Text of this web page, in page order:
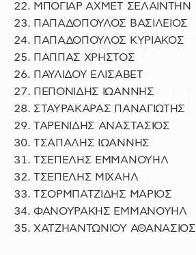
ΜΠΟΓΙΑΡ ΑΧΜΕΤ ΣΕΛΑΙΝΤΗΝ
ΠΑΠΑΔΟΠΟΥΛΟΣ ΒΑΣΙΛΕΙΟΣ
ΠΑΠΑΔΟΠΟΥΛΟΣ ΚΥΡΙΑΚΟΣ
ΠΑΠΠΑΣ ΧΡΗΣΤΟΣ
ΠΑΥΛΙΔΟΥ ΕΛΙΣΑΒΕΤ
ΠΕΠΟΝΙΔΗΣ ΙΩΑΝΝΗΣ
ΣΤΑΥΡΑΚΑΡΑΣ ΠΑΝΑΓΙΩΤΗΣ
ΤΑΡΕΝΙΔΗΣ ΑΝΑΣΤΑΣΙΟΣ
ΤΣΑΠΑΛΗΣ ΙΩΑΝΝΗΣ
ΤΣΕΠΕΛΗΣ ΕΜΜΑΝΟΥΗΛ
ΤΣΕΠΕΛΗΣ ΜΙΧΑΗΛ
ΤΣΟΡΜΠΑΤΖΙΔΗΣ ΜΑΡΙΟΣ
ΦΑΝΟΥΡΑΚΗΣ ΕΜΜΑΝΟΥΗΛ
ΧΑΤΖΗΑΝΤΩΝΙΟΥ ΑΘΑΝΑΣΙΟΣ